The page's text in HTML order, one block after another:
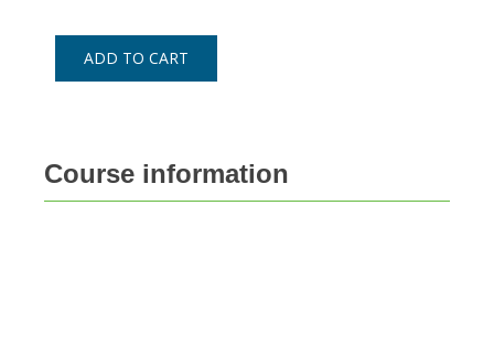
ADD TO CART
Course information